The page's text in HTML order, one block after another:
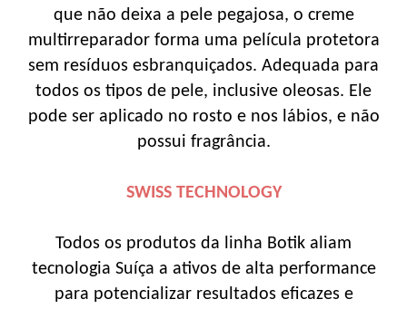
que não deixa a pele pegajosa, o creme
multirreparador forma uma película protetora
sem resíduos esbranquiçados. Adequada para
todos os tipos de pele, inclusive oleosas. Ele
pode ser aplicado no rosto e nos lábios, e não
possui fragrância.
SWISS TECHNOLOGY
Todos os produtos da linha Botik aliam
tecnologia Suíça a ativos de alta performance
para potencializar resultados eficazes e